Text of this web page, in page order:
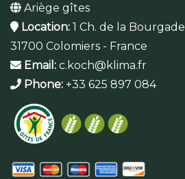
Ariège gîtes
Location: 1 Ch. de la Bourgade
31700 Colomiers - France
Email: c.koch@klima.fr
Phone: +33 625 897 084